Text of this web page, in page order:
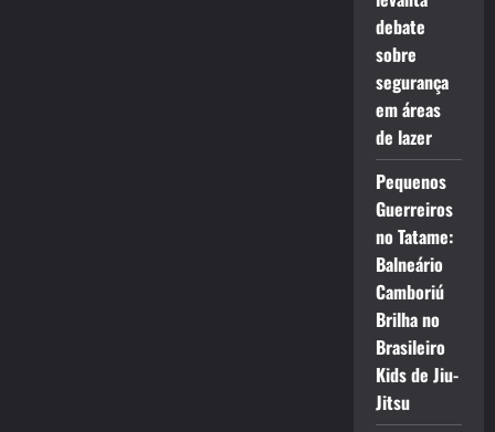
debate
sobre
segurança
em áreas
de lazer
Pequenos
Guerreiros
no Tatame:
Balneário
Camboriú
Brilha no
Brasileiro
Kids de Jiu-
Jitsu